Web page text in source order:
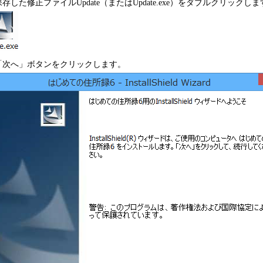
存した修正ファイルUpdate（またはUpdate.exe）をダブルクリックしま
次へ」ボタンをクリックします。